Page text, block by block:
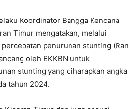
Koordinator Bangga Kencana
Timur mengatakan, melalui
penurunan stunting (Ran
oleh BKKBN untuk
stunting yang diharapkan angka
tahun 2024.